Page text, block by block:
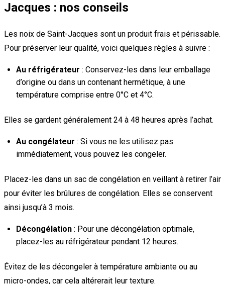
Jacques : nos conseils
Les noix de Saint-Jacques sont un produit frais et périssable.
Pour préserver leur qualité, voici quelques règles à suivre :
Au réfrigérateur : Conservez-les dans leur emballage
d’origine ou dans un contenant hermétique, à une
température comprise entre 0°C et 4°C.
Elles se gardent généralement 24 à 48 heures après l’achat.
Au congélateur : Si vous ne les utilisez pas
immédiatement, vous pouvez les congeler.
Placez-les dans un sac de congélation en veillant à retirer l’air
pour éviter les brûlures de congélation. Elles se conservent
ainsi jusqu’à 3 mois.
Décongélation : Pour une décongélation optimale,
placez-les au réfrigérateur pendant 12 heures.
Évitez de les décongeler à température ambiante ou au
micro-ondes, car cela altérerait leur texture.